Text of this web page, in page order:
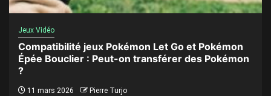
Jeux Vidéo
Compatibilité jeux Pokémon Let Go et Pokémon
Épée Bouclier : Peut-on transférer des Pokémon
?
11 mars 2026 Pierre Turjo